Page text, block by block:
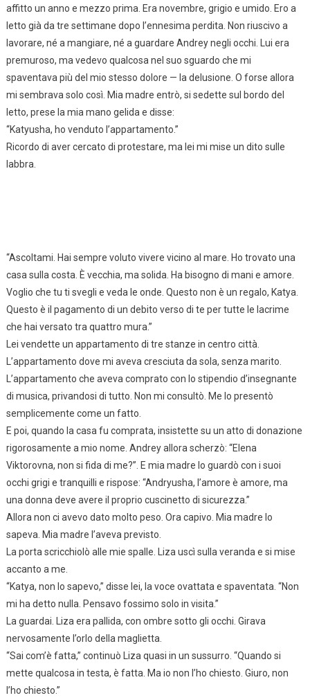
affitto un anno e mezzo prima. Era novembre, grigio e umido. Ero a
letto già da tre settimane dopo l’ennesima perdita. Non riuscivo a
lavorare, né a mangiare, né a guardare Andrey negli occhi. Lui era
premuroso, ma vedevo qualcosa nel suo sguardo che mi
spaventava più del mio stesso dolore — la delusione. O forse allora
mi sembrava solo così. Mia madre entrò, si sedette sul bordo del
letto, prese la mia mano gelida e disse:
“Katyusha, ho venduto l’appartamento.”
Ricordo di aver cercato di protestare, ma lei mi mise un dito sulle
labbra.
“Ascoltami. Hai sempre voluto vivere vicino al mare. Ho trovato una
casa sulla costa. È vecchia, ma solida. Ha bisogno di mani e amore.
Voglio che tu ti svegli e veda le onde. Questo non è un regalo, Katya.
Questo è il pagamento di un debito verso di te per tutte le lacrime
che hai versato tra quattro mura.”
Lei vendette un appartamento di tre stanze in centro città.
L’appartamento dove mi aveva cresciuta da sola, senza marito.
L’appartamento che aveva comprato con lo stipendio d’insegnante
di musica, privandosi di tutto. Non mi consultò. Me lo presentò
semplicemente come un fatto.
E poi, quando la casa fu comprata, insistette su un atto di donazione
rigorosamente a mio nome. Andrey allora scherzò: “Elena
Viktorovna, non si fida di me?”. E mia madre lo guardò con i suoi
occhi grigi e tranquilli e rispose: “Andryusha, l’amore è amore, ma
una donna deve avere il proprio cuscinetto di sicurezza.”
Allora non ci avevo dato molto peso. Ora capivo. Mia madre lo
sapeva. Mia madre l’aveva previsto.
La porta scricchiolò alle mie spalle. Liza uscì sulla veranda e si mise
accanto a me.
“Katya, non lo sapevo,” disse lei, la voce ovattata e spaventata. “Non
mi ha detto nulla. Pensavo fossimo solo in visita.”
La guardai. Liza era pallida, con ombre sotto gli occhi. Girava
nervosamente l’orlo della maglietta.
“Sai com’è fatta,” continuò Liza quasi in un sussurro. “Quando si
mette qualcosa in testa, è fatta. Ma io non l’ho chiesto. Giuro, non
l’ho chiesto.”